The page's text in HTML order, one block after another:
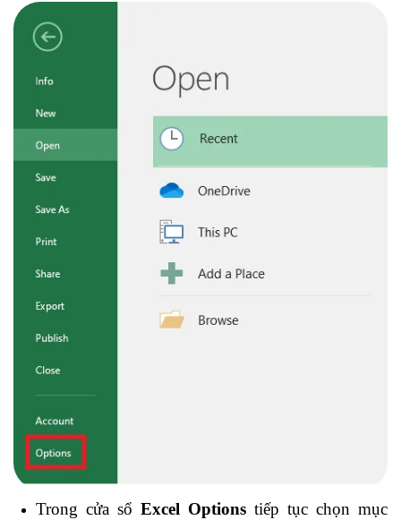
Trong cửa sổ Excel Options tiếp tục chọn mục